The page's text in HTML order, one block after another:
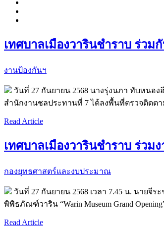
เทศบาลเมืองวารินชำราบ ร่ว
งานป้องกันฯ
วันที่ 27 กันยายน 2568 นางรุ่งนภา ทับหนอ
สำนักงานชลประทานที่ 7 ได้ลงพื้นที่ตรวจติด
Read Article
เทศบาลเมืองวารินชำราบ ร่วม
กองยุทธศาสตร์และงบประมาณ
วันที่ 27 กันยายน 2568 เวลา 7.45 น. นาย
พิพิธภัณฑ์วาริน “Warin Museum Grand
Read Article